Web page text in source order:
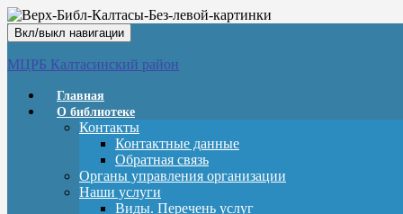
Вкл/выкл навигации
МЦРБ Калтасинский район
Главная
О библиотеке
Контакты
Контактные данные
Обратная связь
Органы управления организации
Наши услуги
Виды. Перечень услуг